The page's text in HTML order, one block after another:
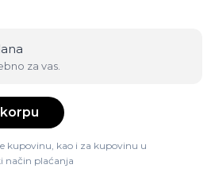
za vas.
kupovinu, kao i za kupovinu u
način plaćanja